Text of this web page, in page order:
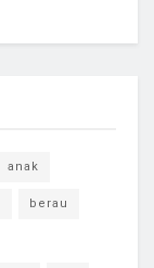
anak
berau